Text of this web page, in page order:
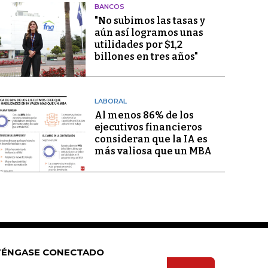
BANCOS
"No subimos las tasas y
aún así logramos unas
utilidades por $1,2
billones en tres años"
LABORAL
Al menos 86% de los
ejecutivos financieros
consideran que la IA es
más valiosa que un MBA
CONECTADO